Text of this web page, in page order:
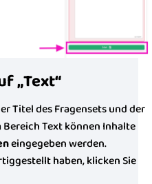
„Text“
Titel des Fragensets und der
Text können Inhalte
eingegeben werden.
haben, klicken Sie